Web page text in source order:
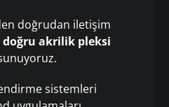
doğrudan iletişim
doğru akrilik pleksi
sistemleri